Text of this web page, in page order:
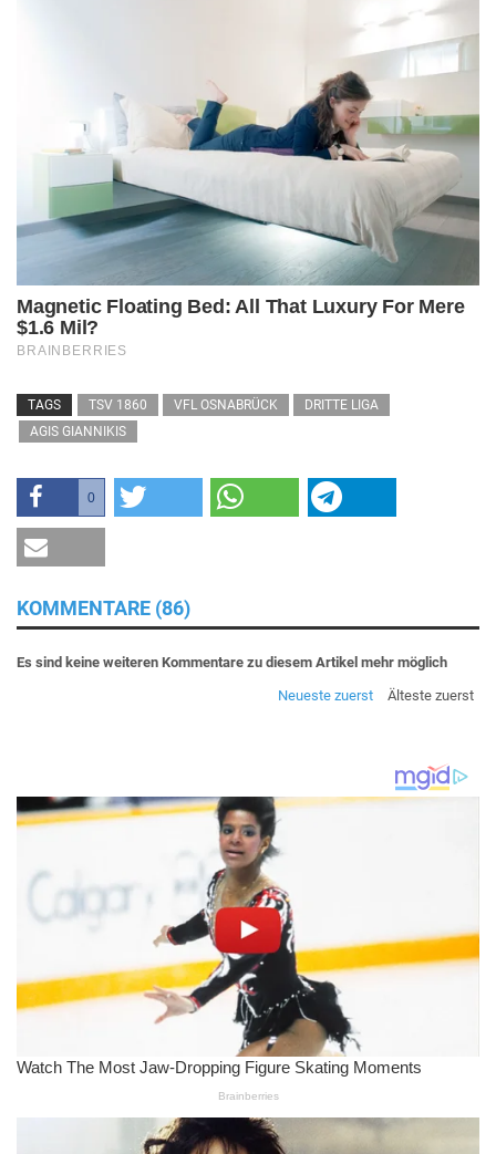
TAGS TSV 1860 VFL OSNABRÜCK
DRITTE LIGA
AGIS GIANNIKIS
0
KOMMENTARE (86)
Es sind keine weiteren Kommentare zu diesem Artikel mehr möglich
Neueste zuerst
Älteste zuerst